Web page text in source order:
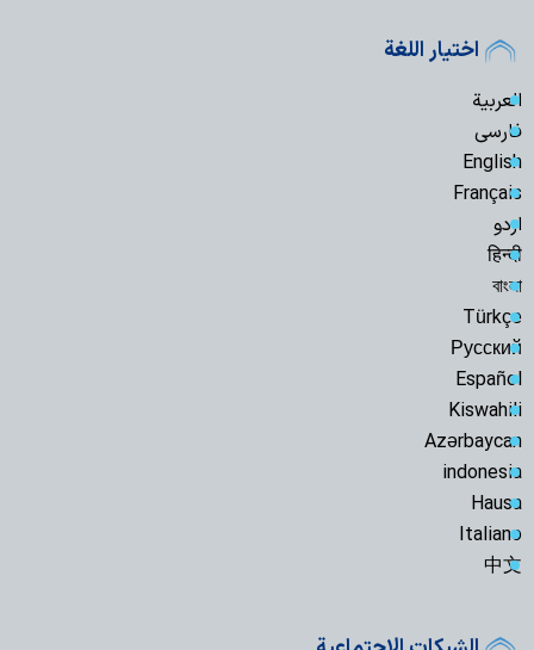
اختيار اللغة
العربية
فارسی
English
Français
اردو
हिन्दी
বাংলা
Türkçe
Русский
Español
Kiswahili
Azərbaycan
indonesia
Hausa
Italiano
中文